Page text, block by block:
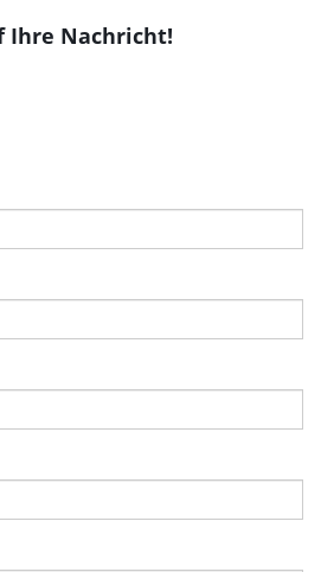
Ihre Nachricht!